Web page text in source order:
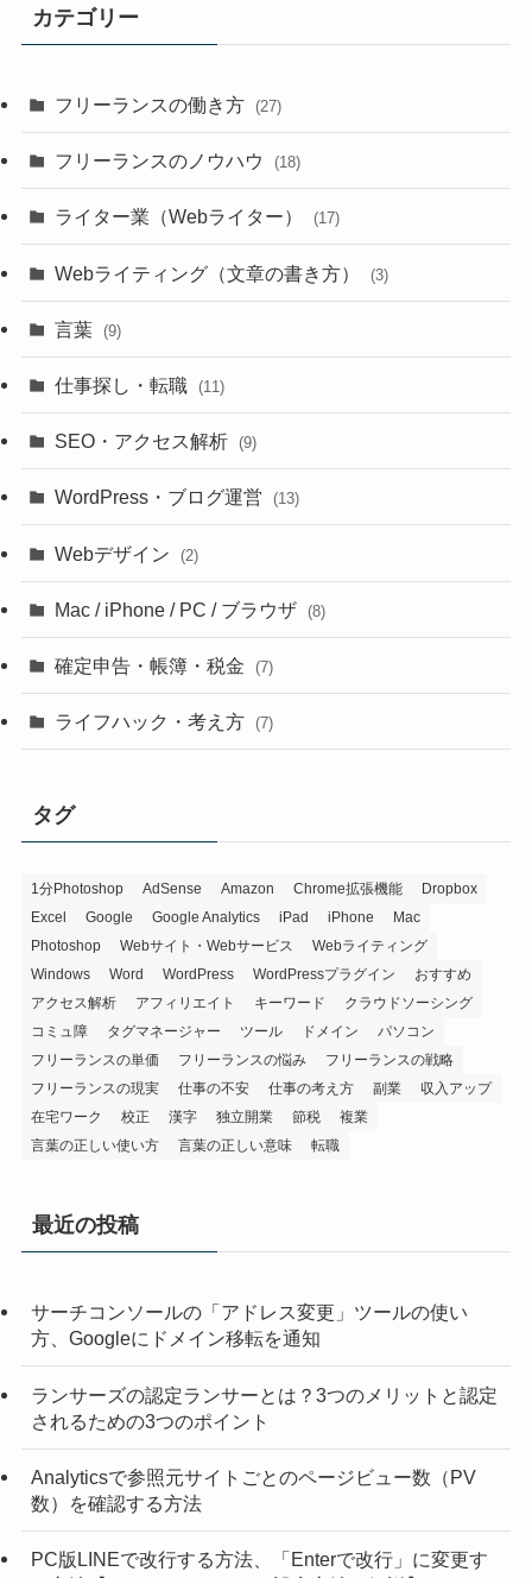
カテゴリー
フリーランスの働き方 (27)
フリーランスのノウハウ (18)
ライター業（Webライター） (17)
Webライティング（文章の書き方） (3)
言葉 (9)
仕事探し・転職 (11)
SEO・アクセス解析 (9)
WordPress・ブログ運営 (13)
Webデザイン (2)
Mac / iPhone / PC / ブラウザ (8)
確定申告・帳簿・税金 (7)
ライフハック・考え方 (7)
タグ
1分Photoshop AdSense Amazon Chrome拡張機能
Dropbox
Excel
Google Google Analytics iPad iPhone
Mac
Photoshop
Webサイト・Webサービス
Webライティング
Windows
Word WordPress WordPressプラグイン
おすすめ
アクセス解析
アフィリエイト キーワード
クラウドソーシング
コミュ障
タグマネージャー ツール ドメイン
パソコン
フリーランスの単価
フリーランスの悩み
フリーランスの戦略
フリーランスの現実
仕事の不安 仕事の考え方 副業
収入アップ
在宅ワーク
校正 漢字 独立開業 節税
複業
言葉の正しい使い方
言葉の正しい意味 転職
最近の投稿
サーチコンソールの「アドレス変更」ツールの使い
方、Googleにドメイン移転を通知
ランサーズの認定ランサーとは？3つのメリットと認定
されるための3つのポイント
Analyticsで参照元サイトごとのページビュー数（PV
数）を確認する方法
PC版LINEで改行する方法、「Enterで改行」に変更す